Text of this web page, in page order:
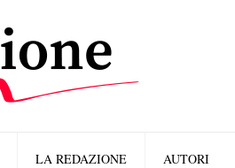
LA REDAZIONE AUTORI